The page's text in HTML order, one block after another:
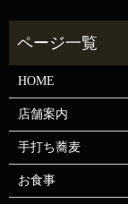
HOME
店舗案内
手打ち蕎麦
お食事